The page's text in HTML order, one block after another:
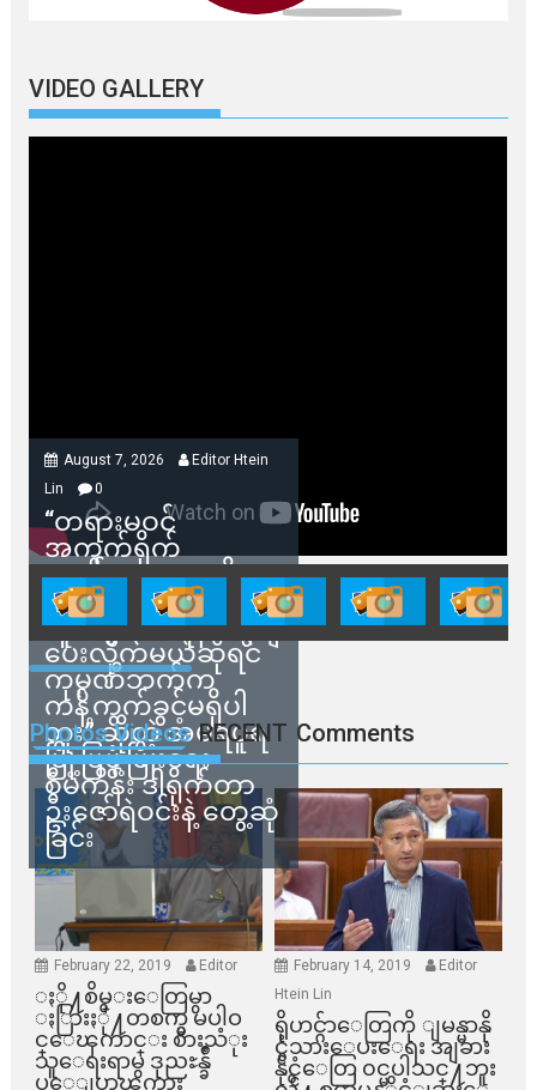
VIDEO GALLERY
August 7, 2026
Editor Htein
Lin
0
“တရားမဝင်
အကွက်ရိုက်
ရောင်းချမှုတွေကို
သက်ဆိုင်ရာတာဝန်ရှိ
သူတွေက ဂရန်တွေချ
ပေးလိုက်မယ်ဆိုရင်
ကုမ္ပဏီဘက်က
ကန့်ကွက်ခွင့်မရှိပါ
ဘူး” ဆိုတဲ့ အမရပူရ
မြို့ပြဖွံ့ဖြိုးရေး
စီမံကိန်း ဒါရိုက်တာ
ဦးဇော်ရဲဝင်းနဲ့ တွေ့ဆုံ
ခြင်း
Photos Videos RECENT Comments
February 22, 2019 Editor
ႏို႔စိမ္းေတြမွာ
ႏြားႏို႔တစက္မွ မပါဝ
င္ေၾကာင္း စားသံုး
သူေရးရာမွ ဒုညႊန္ခ်ဳ
ပ္ေျပာၾကား
February 14, 2019
Editor
Htein Lin
ရိုဟင္ဂ်ာေတြကို ျမန္မာနို
င္ငံသားေပးေရး အျခား
နိုင္ငံေတြ ၀င္မပါသင္႔ဘူး